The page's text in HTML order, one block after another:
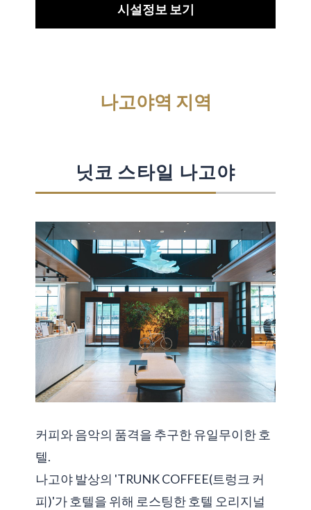
시설정보 보기
나고야역 지역
닛코 스타일 나고야
커피와 음악의 품격을 추구한 유일무이한 호
텔.
나고야 발상의 'TRUNK COFFEE(트렁크 커
피)'가 호텔을 위해 로스팅한 호텔 오리지널